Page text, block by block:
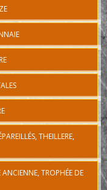
THEILLERE,
TROPHÉE DE